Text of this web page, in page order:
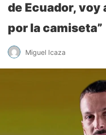
de Ecuador, voy
por la camiseta”
Miguel Icaza